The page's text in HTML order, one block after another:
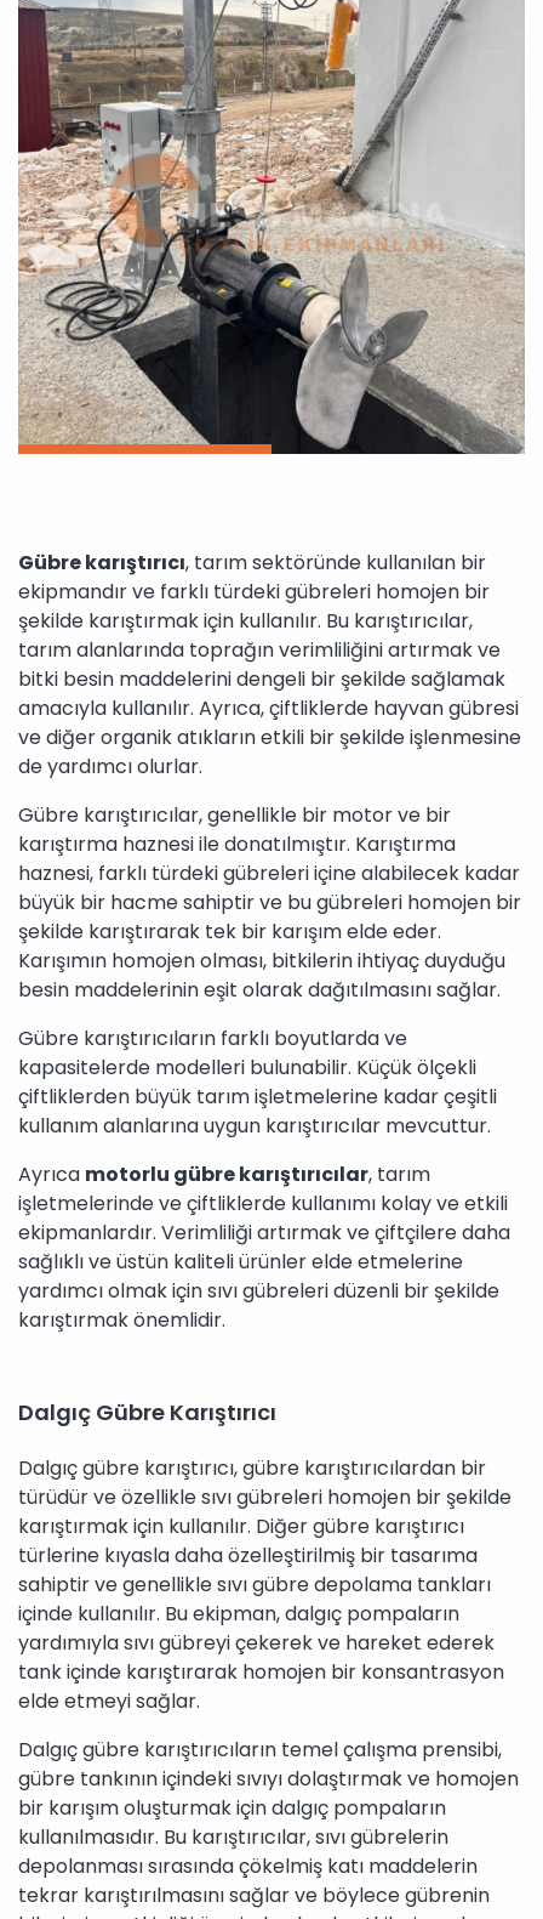
Gübre karıştırıcı, tarım sektöründe kullanılan bir
ekipmandır ve farklı türdeki gübreleri homojen bir
şekilde karıştırmak için kullanılır. Bu karıştırıcılar,
tarım alanlarında toprağın verimliliğini artırmak ve
bitki besin maddelerini dengeli bir şekilde sağlamak
amacıyla kullanılır. Ayrıca, çiftliklerde hayvan gübresi
ve diğer organik atıkların etkili bir şekilde işlenmesine
de yardımcı olurlar.
Gübre karıştırıcılar, genellikle bir motor ve bir
karıştırma haznesi ile donatılmıştır. Karıştırma
haznesi, farklı türdeki gübreleri içine alabilecek kadar
büyük bir hacme sahiptir ve bu gübreleri homojen bir
şekilde karıştırarak tek bir karışım elde eder.
Karışımın homojen olması, bitkilerin ihtiyaç duyduğu
besin maddelerinin eşit olarak dağıtılmasını sağlar.
Gübre karıştırıcıların farklı boyutlarda ve
kapasitelerde modelleri bulunabilir. Küçük ölçekli
çiftliklerden büyük tarım işletmelerine kadar çeşitli
kullanım alanlarına uygun karıştırıcılar mevcuttur.
Ayrıca motorlu gübre karıştırıcılar, tarım
işletmelerinde ve çiftliklerde kullanımı kolay ve etkili
ekipmanlardır. Verimliliği artırmak ve çiftçilere daha
sağlıklı ve üstün kaliteli ürünler elde etmelerine
yardımcı olmak için sıvı gübreleri düzenli bir şekilde
karıştırmak önemlidir.
Dalgıç Gübre Karıştırıcı
Dalgıç gübre karıştırıcı, gübre karıştırıcılardan bir
türüdür ve özellikle sıvı gübreleri homojen bir şekilde
karıştırmak için kullanılır. Diğer gübre karıştırıcı
türlerine kıyasla daha özelleştirilmiş bir tasarıma
sahiptir ve genellikle sıvı gübre depolama tankları
içinde kullanılır. Bu ekipman, dalgıç pompaların
yardımıyla sıvı gübreyi çekerek ve hareket ederek
tank içinde karıştırarak homojen bir konsantrasyon
elde etmeyi sağlar.
Dalgıç gübre karıştırıcıların temel çalışma prensibi,
gübre tankının içindeki sıvıyı dolaştırmak ve homojen
bir karışım oluşturmak için dalgıç pompaların
kullanılmasıdır. Bu karıştırıcılar, sıvı gübrelerin
depolanması sırasında çökelmiş katı maddelerin
tekrar karıştırılmasını sağlar ve böylece gübrenin